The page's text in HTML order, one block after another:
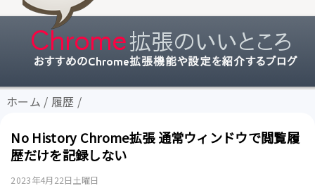
ホーム / 履歴 /
No History Chrome拡張 通常ウィンドウで閲覧履
歴だけを記録しない
2023年4月22日土曜日